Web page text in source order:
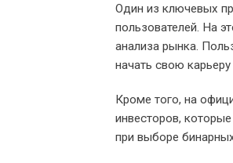
Один из ключевых
пользователей. На
анализа рынка.
начать свою
Кроме того, на
инвесторов,
при выборе